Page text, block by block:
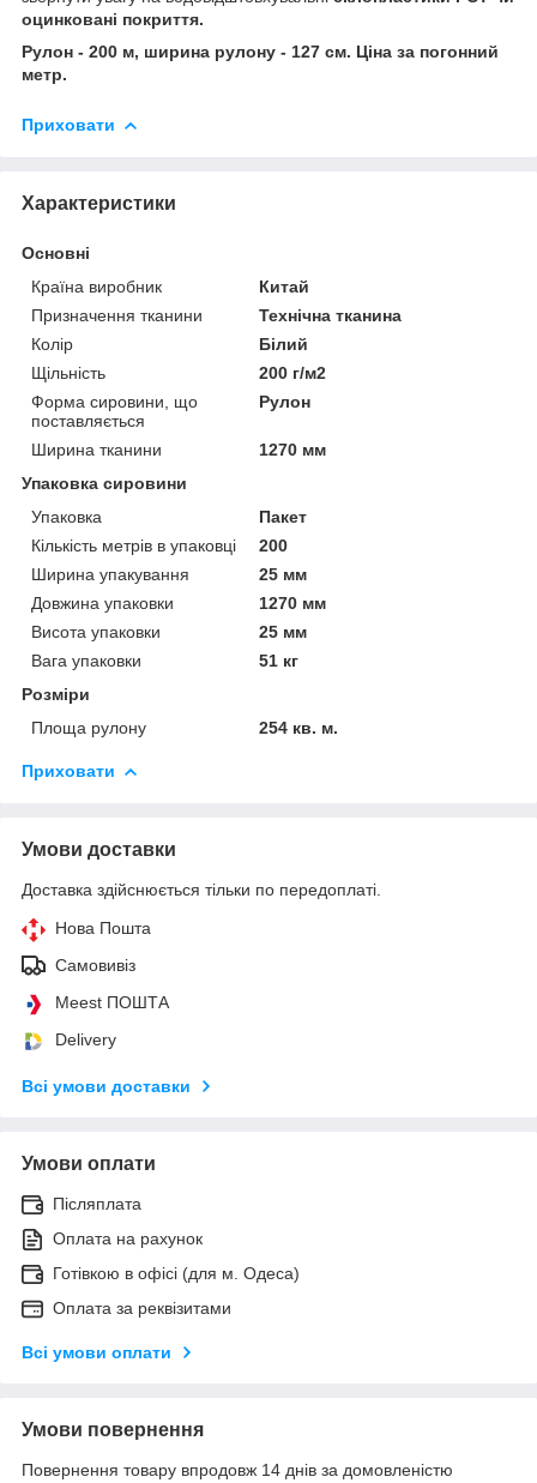
оцинковані покриття.
Рулон - 200 м, ширина рулону - 127 см. Ціна за погонний
метр.
Приховати
Характеристики
Основні
Країна виробник
Китай
Призначення тканини
Технічна тканина
Колір
Білий
Щільність
200 г/м2
Форма сировини, що
поставляється
Рулон
Ширина тканини
1270 мм
Упаковка сировини
Упаковка
Пакет
Кількість метрів в упаковці
200
Ширина упакування
25 мм
Довжина упаковки
1270 мм
Висота упаковки
25 мм
Вага упаковки
51 кг
Розміри
Площа рулону
254 кв. м.
Приховати
Умови доставки
Доставка здійснюється тільки по передоплаті.
Нова Пошта
Самовивіз
Meest ПОШТА
Delivery
Всі умови доставки
Умови оплати
Післяплата
Оплата на рахунок
Готівкою в офісі (для м. Одеса)
Оплата за реквізитами
Всі умови оплати
Умови повернення
Повернення товару впродовж 14 днів за домовленістю